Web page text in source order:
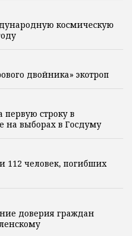
космическую
двойника» экотроп
первую строку в
на выборах в Госдуму
112 человек, погибших
доверия граждан